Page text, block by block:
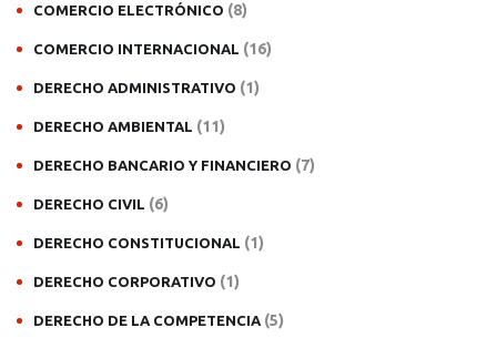
COMERCIO ELECTRÓNICO (8)
COMERCIO INTERNACIONAL (16)
DERECHO ADMINISTRATIVO (1)
DERECHO AMBIENTAL (11)
DERECHO BANCARIO Y FINANCIERO (7)
DERECHO CIVIL (6)
DERECHO CONSTITUCIONAL (1)
DERECHO CORPORATIVO (1)
DERECHO DE LA COMPETENCIA (5)